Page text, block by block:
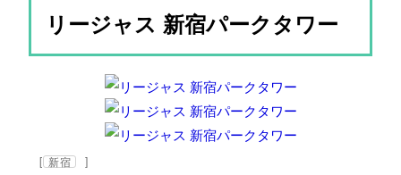
リージャス 新宿パークタワー
[ 新宿
]